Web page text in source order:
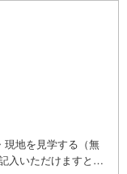
地を見学する（無
入いただけますとス